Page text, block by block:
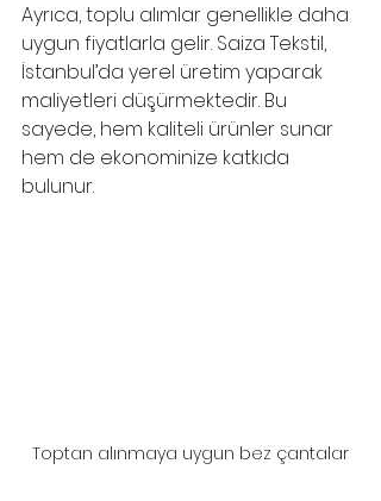
Ayrıca, toplu alımlar genellikle daha
uygun fiyatlarla gelir. Saiza Tekstil,
İstanbul’da yerel üretim yaparak
maliyetleri düşürmektedir. Bu
sayede, hem kaliteli ürünler sunar
hem de ekonominize katkıda
bulunur.
Toptan alınmaya uygun bez çantalar